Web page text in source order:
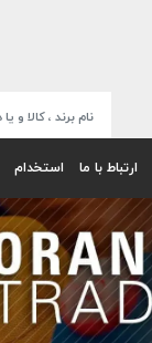
ارتباط با ما استخدام